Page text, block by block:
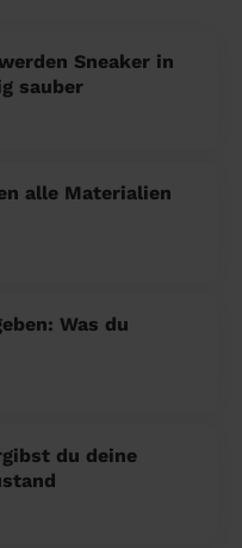
Sneaker in
sauber
alle Materialien
Was du
du deine